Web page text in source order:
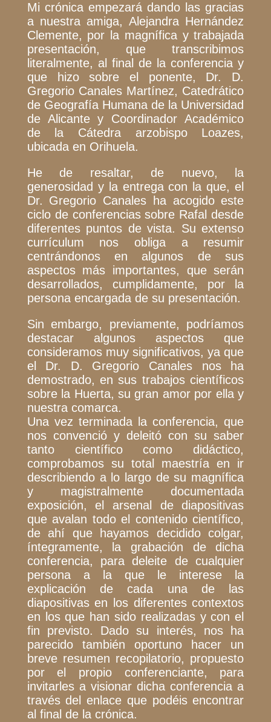
Mi crónica empezará dando las gracias
a nuestra amiga, Alejandra Hernández
Clemente, por la magnífica y trabajada
presentación, que transcribimos
literalmente, al final de la conferencia y
que hizo sobre el ponente, Dr. D.
Gregorio Canales Martínez, Catedrático
de Geografía Humana de la Universidad
de Alicante y Coordinador Académico
de la Cátedra arzobispo Loazes,
ubicada en Orihuela.
He de resaltar, de nuevo, la
generosidad y la entrega con la que, el
Dr. Gregorio Canales ha acogido este
ciclo de conferencias sobre Rafal desde
diferentes puntos de vista. Su extenso
currículum nos obliga a resumir
centrándonos en algunos de sus
aspectos más importantes, que serán
desarrollados, cumplidamente, por la
persona encargada de su presentación.
Sin embargo, previamente, podríamos
destacar algunos aspectos que
consideramos muy significativos, ya que
el Dr. D. Gregorio Canales nos ha
demostrado, en sus trabajos científicos
sobre la Huerta, su gran amor por ella y
nuestra comarca.
Una vez terminada la conferencia, que
nos convenció y deleitó con su saber
tanto científico como didáctico,
comprobamos su total maestría en ir
describiendo a lo largo de su magnífica
y magistralmente documentada
exposición, el arsenal de diapositivas
que avalan todo el contenido científico,
de ahí que hayamos decidido colgar,
íntegramente, la grabación de dicha
conferencia, para deleite de cualquier
persona a la que le interese la
explicación de cada una de las
diapositivas en los diferentes contextos
en los que han sido realizadas y con el
fin previsto. Dado su interés, nos ha
parecido también oportuno hacer un
breve resumen recopilatorio, propuesto
por el propio conferenciante, para
invitarles a visionar dicha conferencia a
través del enlace que podéis encontrar
al final de la crónica.